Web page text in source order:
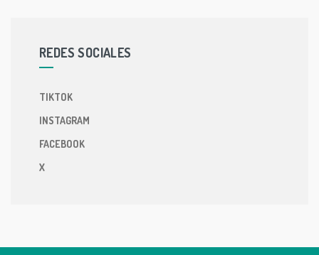
REDES SOCIALES
TIKTOK
INSTAGRAM
FACEBOOK
X